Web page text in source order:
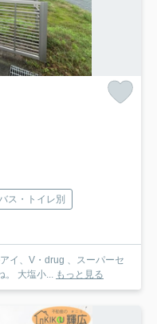
バス・トイレ別
イ、V・drug 、スーパーセ
大塩小...
もっと見る